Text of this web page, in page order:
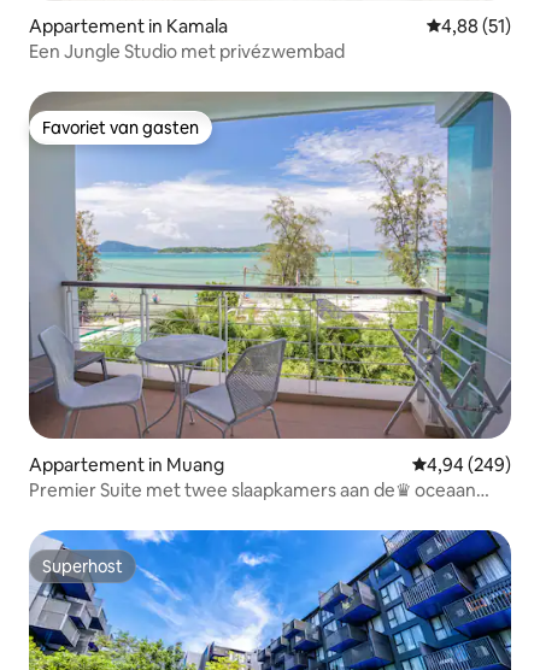
Appartement in Kamala Gemiddelde
4,88 (51)
Een Jungle Studio met privézwembad
Favoriet van gasten
Favoriet van gasten
Appartement in Muang Gemiddelde
4,94 (249)
Premier Suite met twee slaapkamers aan de♛ oceaan
Superhost
Superhost